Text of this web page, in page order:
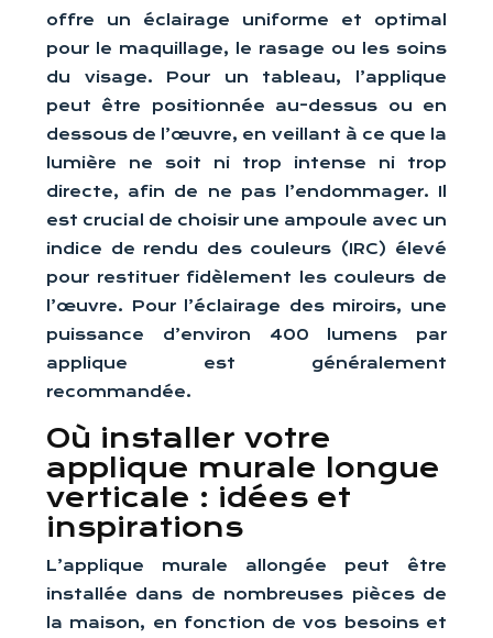
offre un éclairage uniforme et optimal
pour le maquillage, le rasage ou les soins
du visage. Pour un tableau, l’applique
peut être positionnée au-dessus ou en
dessous de l’œuvre, en veillant à ce que la
lumière ne soit ni trop intense ni trop
directe, afin de ne pas l’endommager. Il
est crucial de choisir une ampoule avec un
indice de rendu des couleurs (IRC) élevé
pour restituer fidèlement les couleurs de
l’œuvre. Pour l’éclairage des miroirs, une
puissance d’environ 400 lumens par
applique est généralement
recommandée.
Où installer votre
applique murale longue
verticale : idées et
inspirations
L’applique murale allongée peut être
installée dans de nombreuses pièces de
la maison, en fonction de vos besoins et